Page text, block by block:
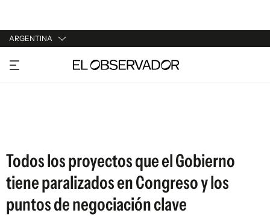
ARGENTINA
URUGUAY
ARGENTINA
Todos los proyectos que el Gobierno
tiene paralizados en Congreso y los
puntos de negociación clave